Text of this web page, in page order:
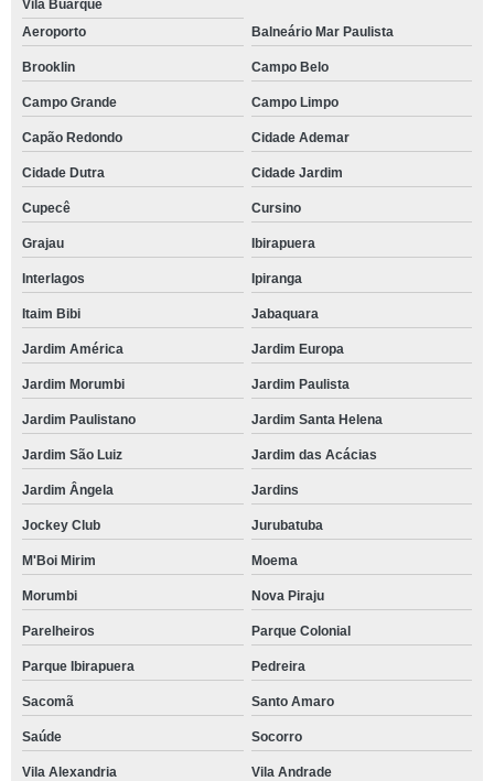
Vila Buarque
Aeroporto
Balneário Mar Paulista
Brooklin Campo Belo
Campo Grande Campo Limpo
Capão Redondo Cidade Ademar
Cidade Dutra Cidade Jardim
Cupecê Cursino
Grajau Ibirapuera
Interlagos Ipiranga
Itaim Bibi Jabaquara
Jardim América Jardim Europa
Jardim Morumbi Jardim Paulista
Jardim Paulistano Jardim Santa Helena
Jardim São Luiz Jardim das Acácias
Jardim Ângela Jardins
Jockey Club Jurubatuba
M'Boi Mirim Moema
Morumbi Nova Piraju
Parelheiros Parque Colonial
Parque Ibirapuera Pedreira
Sacomã Santo Amaro
Saúde Socorro
Vila Alexandria Vila Andrade